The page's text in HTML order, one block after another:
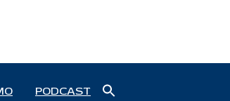
PODCAST